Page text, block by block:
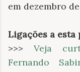
em dezembro
Ligações a esta
>>>Veja
Fernando